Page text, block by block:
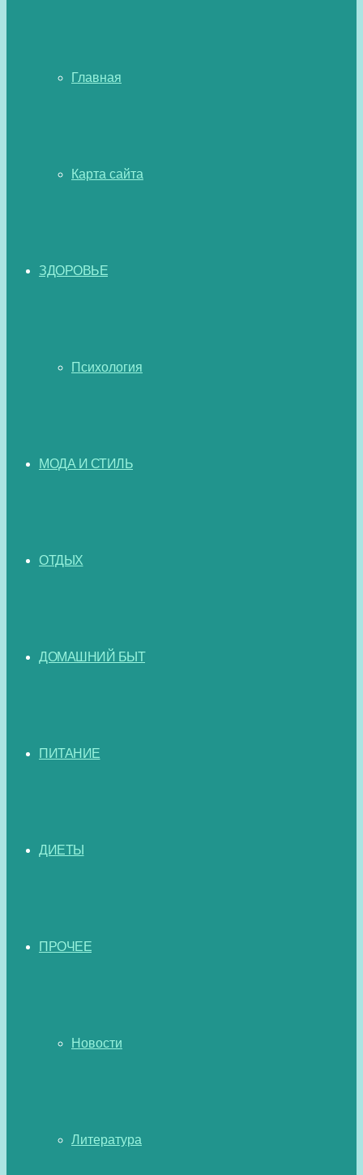
Главная
Карта сайта
ЗДОРОВЬЕ
Психология
МОДА И СТИЛЬ
ОТДЫХ
ДОМАШНИЙ БЫТ
ПИТАНИЕ
ДИЕТЫ
ПРОЧЕЕ
Новости
Литература